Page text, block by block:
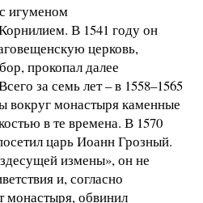
игуменом
В 1541 году он
церковь,
прокопал далее
за семь лет – в 1558–1565
вокруг монастыря каменные
в те времена. В 1570
царь Иоанн Грозный.
измены», он не
и, согласно
монастыря, обвинил